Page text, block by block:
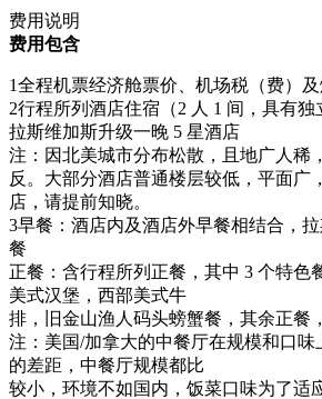
费用说明
费用包含
1全程机票经济舱票价、机场税（费）及
2行程所列酒店住宿（2 人 1 间，具有独
拉斯维加斯升级一晚 5 星酒店
注：因北美城市分布松散，且地广人稀
反。大部分酒店普通楼层较低，平面广
店，请提前知晓。
3早餐：酒店内及酒店外早餐相结合，
餐
正餐：含行程所列正餐，其中 3 个特色
美式汉堡，西部美式牛
排，旧金山渔人码头螃蟹餐，其余正餐
注：美国/加拿大的中餐厅在规模和口味
的差距，中餐厅规模都比
较小，环境不如国内，饭菜口味为了适